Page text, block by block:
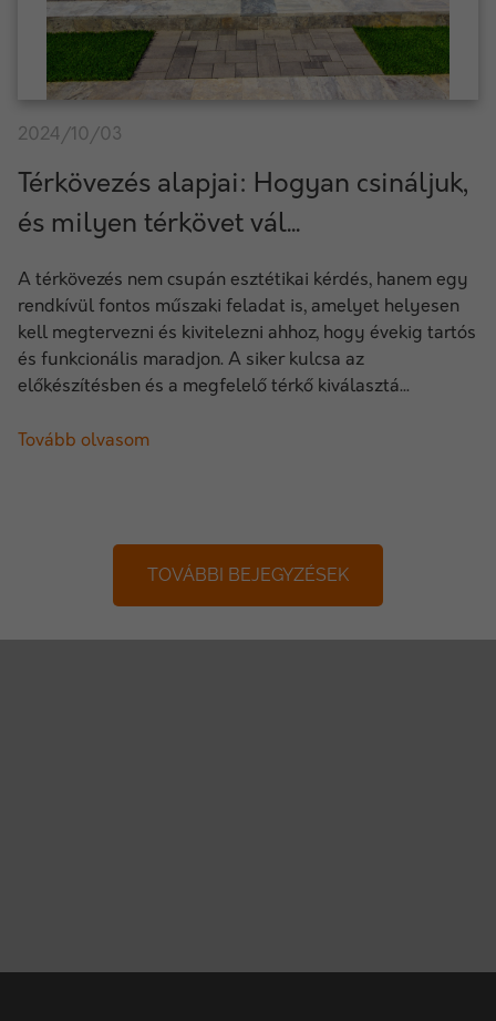
2024/10/03
Térkövezés alapjai: Hogyan csináljuk,
és milyen térkövet vál...
A térkövezés nem csupán esztétikai kérdés, hanem egy
rendkívül fontos műszaki feladat is, amelyet helyesen
kell megtervezni és kivitelezni ahhoz, hogy évekig tartós
és funkcionális maradjon. A siker kulcsa az
előkészítésben és a megfelelő térkő kiválasztá...
Tovább olvasom
TOVÁBBI BEJEGYZÉSEK